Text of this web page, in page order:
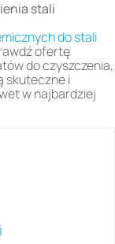
stali
do stali
ofertę
do czyszczenia,
skuteczne i
w najbardziej